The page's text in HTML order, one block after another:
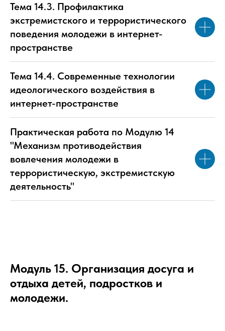
Тема 14.3. Профилактика
экстремистского и террористического
поведения молодежи в интернет-
пространстве
Тема 14.4. Современные технологии
идеологического воздействия в
интернет-пространстве
Практическая работа по Модулю 14
"Механизм противодействия
вовлечения молодежи в
террористическую, экстремистскую
деятельность"
Модуль 15. Организация досуга и
отдыха детей, подростков и
молодежи.